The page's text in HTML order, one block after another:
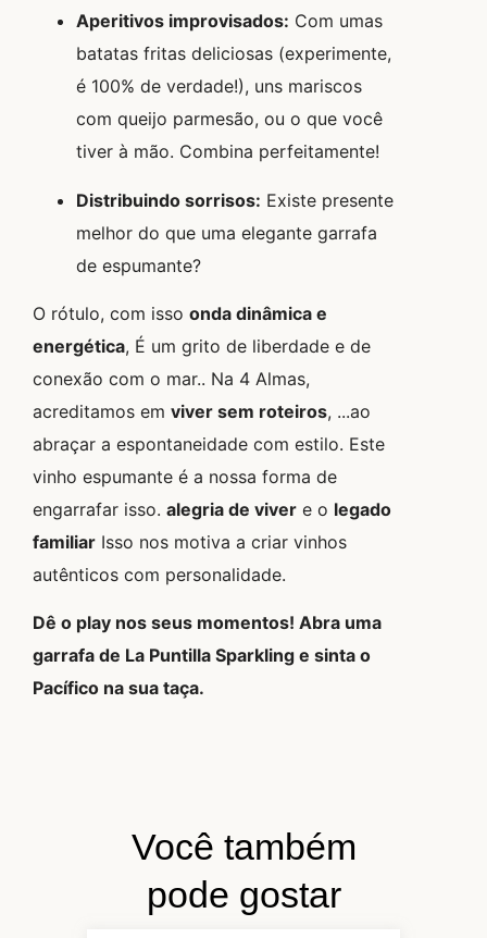
Aperitivos improvisados: Com umas
batatas fritas deliciosas (experimente,
é 100% de verdade!), uns mariscos
com queijo parmesão, ou o que você
tiver à mão. Combina perfeitamente!
Distribuindo sorrisos: Existe presente
melhor do que uma elegante garrafa
de espumante?
O rótulo, com isso onda dinâmica e
energética, É um grito de liberdade e de
conexão com o mar.. Na 4 Almas,
acreditamos em viver sem roteiros, ...ao
abraçar a espontaneidade com estilo. Este
vinho espumante é a nossa forma de
engarrafar isso. alegria de viver e o legado
familiar Isso nos motiva a criar vinhos
autênticos com personalidade.
Dê o play nos seus momentos! Abra uma
garrafa de La Puntilla Sparkling e sinta o
Pacífico na sua taça.
Você também
pode gostar